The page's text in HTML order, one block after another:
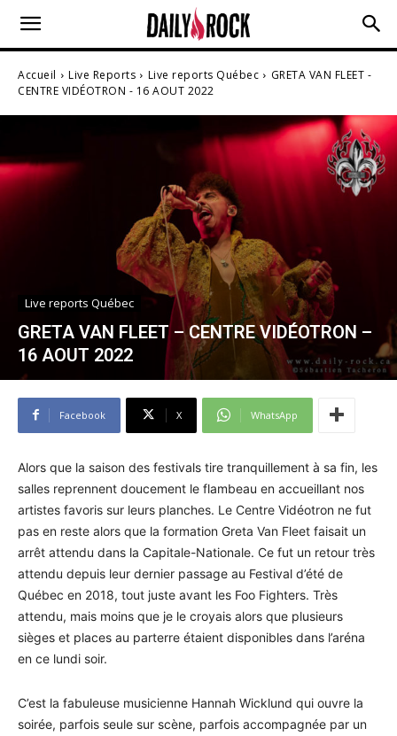
Accueil Live Reports Live reports Québec
GRETA VAN FLEET -
CENTRE VIDÉOTRON - 16 AOUT 2022
Live reports Québec
GRETA VAN FLEET – CENTRE VIDÉOTRON –
16 AOUT 2022
Facebook X WhatsApp
Alors que la saison des festivals tire tranquillement à sa fin, les
salles reprennent doucement le flambeau en accueillant nos
artistes favoris sur leurs planches. Le Centre Vidéotron ne fut
pas en reste alors que la formation Greta Van Fleet faisait un
arrêt attendu dans la Capitale-Nationale. Ce fut un retour très
attendu depuis leur dernier passage au Festival d’été de
Québec en 2018, tout juste avant les Foo Fighters. Très
attendu, mais moins que je le croyais alors que plusieurs
sièges et places au parterre étaient disponibles dans l’aréna
en ce lundi soir.
C’est la fabuleuse musicienne Hannah Wicklund qui ouvre la
soirée, parfois seule sur scène, parfois accompagnée par un